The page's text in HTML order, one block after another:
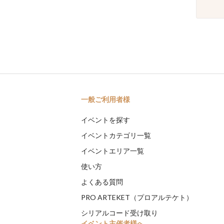
一般ご利用者様
イベントを探す
イベントカテゴリ一覧
イベントエリア一覧
使い方
よくある質問
PRO ARTEKET（プロアルテケト）
シリアルコード受け取り